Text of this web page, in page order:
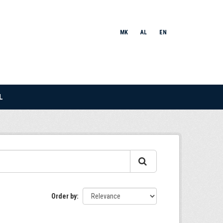
MK AL EN
Order by